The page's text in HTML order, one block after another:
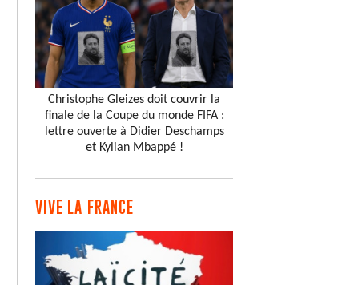
Christophe Gleizes doit couvrir la
finale de la Coupe du monde FIFA :
lettre ouverte à Didier Deschamps
et Kylian Mbappé !
VIVE LA FRANCE